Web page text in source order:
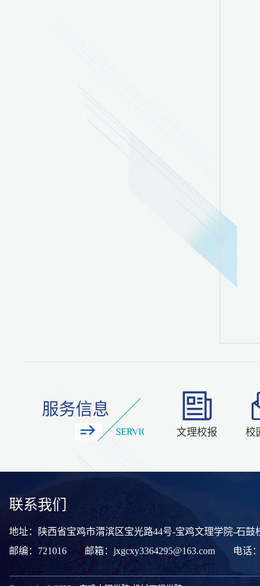
服务信息
文理校报 校
联系我们
地址：陕西省宝鸡市渭滨区宝光路44号-宝鸡文理学院-石鼓
邮编：721016
邮箱：jxgcxy3364295@163.com 电话